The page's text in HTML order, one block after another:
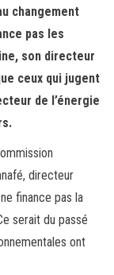
n
changement
pas les
son directeur
ceux qui jugent
de l’énergie
directeur
finance pas la
serait du passé
ont